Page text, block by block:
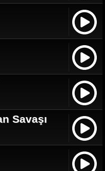
Savaşı